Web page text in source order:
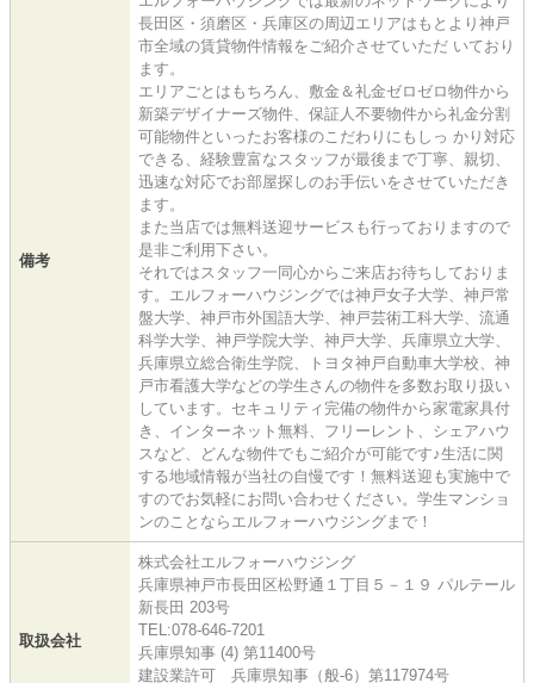
備考
長田区・須磨区・兵庫区の周辺エリアはもとより神戸
市全域の賃貸物件情報をご紹介させていただ いており
ます。
エリアごとはもちろん、敷金＆礼金ゼロゼロ物件から
新築デザイナーズ物件、保証人不要物件から礼金分割
可能物件といったお客様のこだわりにもしっ かり対応
できる、経験豊富なスタッフが最後まで丁寧、親切、
迅速な対応でお部屋探しのお手伝いをさせていただき
ます。
また当店では無料送迎サービスも行っておりますので
是非ご利用下さい。
それではスタッフ一同心からご来店お待ちしておりま
す。エルフォーハウジングでは神戸女子大学、神戸常
盤大学、神戸市外国語大学、神戸芸術工科大学、流通
科学大学、神戸学院大学、神戸大学、兵庫県立大学、
兵庫県立総合衛生学院、トヨタ神戸自動車大学校、神
戸市看護大学などの学生さんの物件を多数お取り扱い
しています。セキュリティ完備の物件から家電家具付
き、インターネット無料、フリーレント、シェアハウ
スなど、どんな物件でもご紹介が可能です♪生活に関
する地域情報が当社の自慢です！無料送迎も実施中で
すのでお気軽にお問い合わせください。学生マンショ
ンのことならエルフォーハウジングまで！
取扱会社
株式会社エルフォーハウジング
兵庫県神戸市長田区松野通１丁目５－１９ パルテール
新長田 203号
TEL:078-646-7201
兵庫県知事 (4) 第11400号
建設業許可 兵庫県知事（般-6）第117974号